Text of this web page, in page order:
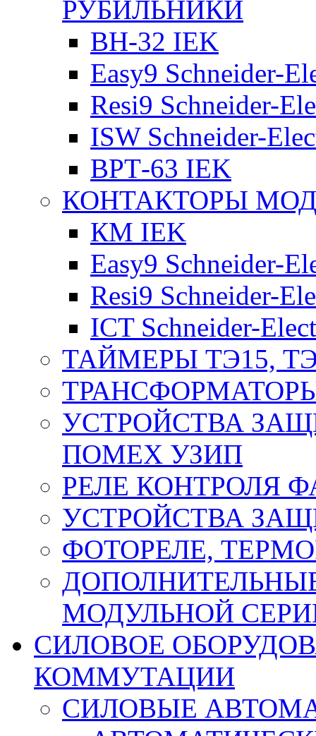
РУБИЛЬНИКИ
ВН-32 IEK
Easy9 Schneider-
Resi9 Schneider-
ISW Schneider-
ВРТ-63 IEK
КОНТАКТОРЫ
КМ IEK
Easy9 Schneider-
Resi9 Schneider-
ICT Schneider-
ТАЙМЕРЫ ТЭ15,
УСТРОЙСТВА
ПОМЕХ УЗИП
РЕЛЕ КОНТРОЛЯ
УСТРОЙСТВА
ФОТОРЕЛЕ,
МОДУЛЬНОЙ
СИЛОВОЕ
КОММУТАЦИИ
СИЛОВЫЕ